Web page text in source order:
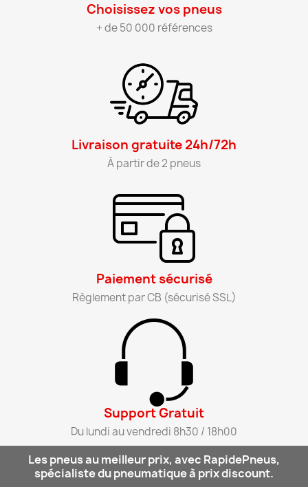
Choisissez vos pneus​
+ de 50 000 références
Livraison gratuite 24h/72h​
À partir de 2 pneus​
Paiement sécurisé​
Règlement par CB (sécurisé SSL)​
Support Gratuit​
Du lundi au vendredi 8h30 / 18h00​
Les pneus au meilleur prix, avec RapidePneus,
spécialiste du pneumatique à prix discount.